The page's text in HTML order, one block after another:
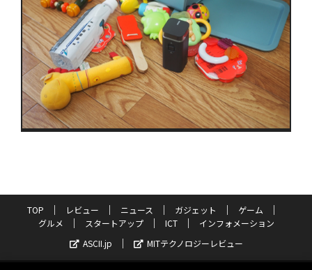
TOP レビュー ニュース ガジェット
ゲーム
グルメ
スタートアップ ICT
インフォメーション
ASCII.jp
MITテクノロジーレビュー